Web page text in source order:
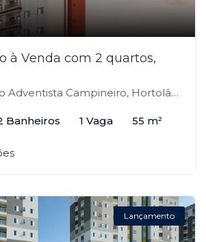
à Venda com 2 quartos,
Campineiro, Hortolândia-SP
Banheiros 1 Vaga 55 m²
Lançamento